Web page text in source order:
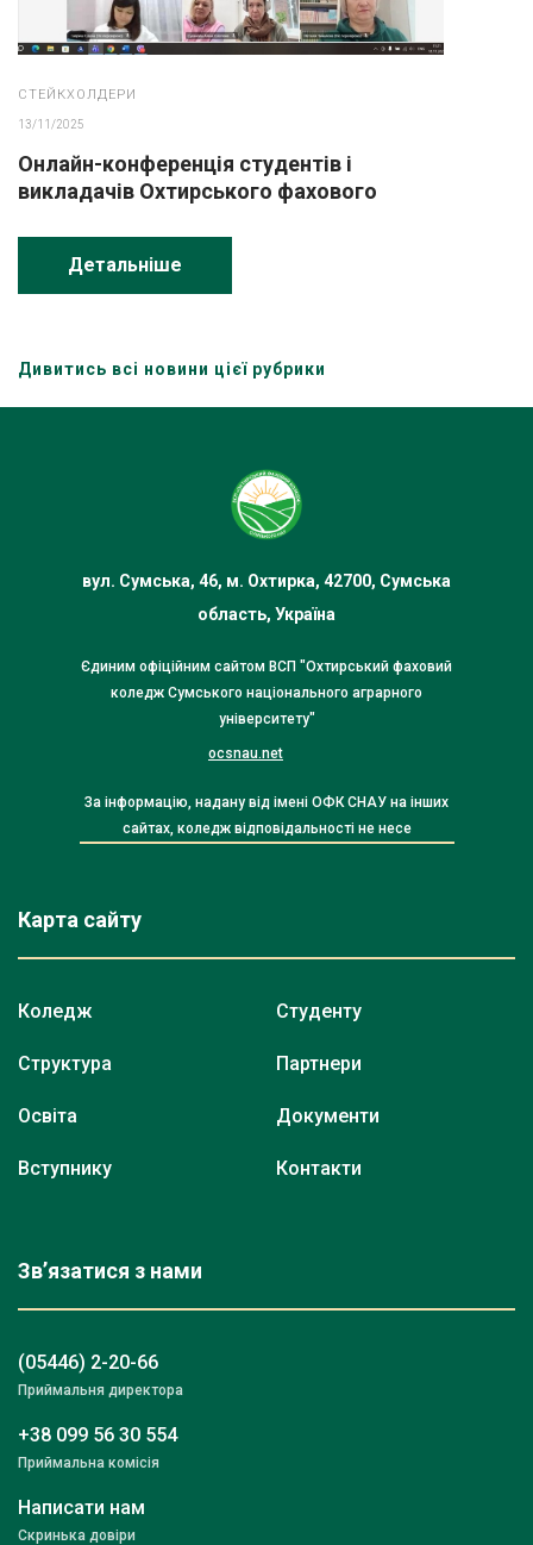
СТЕЙКХОЛДЕРИ
13/11/2025
Онлайн-конференція студентів і
викладачів Охтирського фахового
представниками компанії UKRNAFTA
Детальніше
Дивитись всі новини цієї рубрики
вул. Сумська, 46, м. Охтирка, 42700, Сумська
область, Україна
Єдиним офіційним сайтом ВСП "Охтирський фаховий
коледж Сумського національного аграрного
університету"
ocsnau.net
За інформацію, надану від імені ОФК СНАУ на інших
сайтах, коледж відповідальності не несе
Карта сайту
Коледж
Структура
Освіта
Вступнику
Студенту
Партнери
Документи
Контакти
Зв’язатися з нами
(05446) 2-20-66
Приймальня директора
+38 099 56 30 554
Приймальна комісія
Написати нам
Скринька довіри